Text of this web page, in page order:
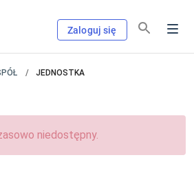
Zaloguj się
JEDNOSTKA
niedostępny.